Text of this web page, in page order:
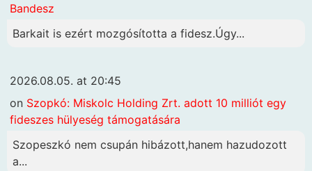
Bandesz
Barkait is ezért mozgósította a fidesz.Úgy...
2026.08.05. at 20:45
on Szopkó: Miskolc Holding Zrt. adott 10 milliót egy
fideszes hülyeség támogatására
Szopeszkó nem csupán hibázott,hanem hazudozott
a...